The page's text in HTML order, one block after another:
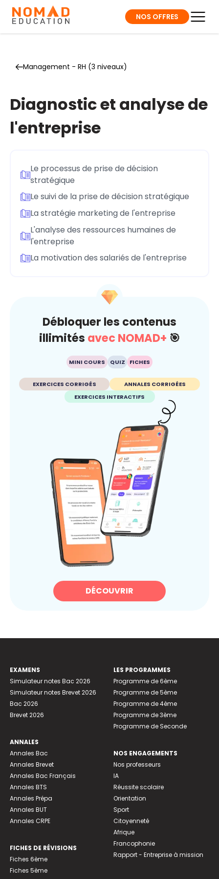
NOS OFFRES
Management - RH (3 niveaux)
Diagnostic et analyse de
l'entreprise
Le processus de prise de décision
stratégique
Le suivi de la prise de décision stratégique
La stratégie marketing de l'entreprise
L'analyse des ressources humaines de
l'entreprise
La motivation des salariés de l'entreprise
Débloquer les contenus
illimités avec NOMAD+ 🎯
MINI COURS QUIZ FICHES
EXERCICES CORRIGÉS
ANNALES CORRIGÉES
EXERCICES INTERACTIFS
DÉCOUVRIR
EXAMENS
Simulateur notes Bac 2026
Simulateur notes Brevet 2026
Bac 2026
Brevet 2026
ANNALES
Annales Bac
Annales Brevet
Annales Bac Français
Annales BTS
Annales Prépa
Annales BUT
Annales CRPE
FICHES DE RÉVISIONS
Fiches 6ème
Fiches 5ème
LES PROGRAMMES
Programme de 6ème
Programme de 5ème
Programme de 4ème
Programme de 3ème
Programme de Seconde
NOS ENGAGEMENTS
Nos professeurs
IA
Réussite scolaire
Orientation
Sport
Citoyenneté
Afrique
Francophonie
Rapport - Entreprise à mission